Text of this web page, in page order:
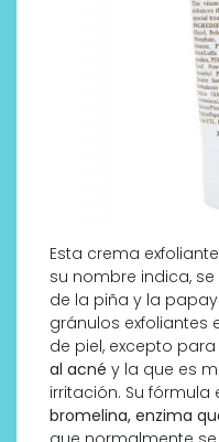
Esta crema
su nombre indica,
de la piña y la
gránulos
de piel, excepto
al acné y la que es
irritación. Su
bromelina, enzima